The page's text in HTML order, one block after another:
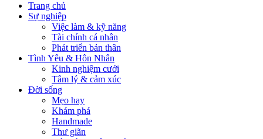
Trang chủ
Sự nghiệp
Việc làm & kỹ năng
Tài chính cá nhân
Phát triển bản thân
Tình Yêu & Hôn Nhân
Kinh nghiệm cưới
Tâm lý & cảm xúc
Đời sống
Mẹo hay
Khám phá
Handmade
Thư giãn